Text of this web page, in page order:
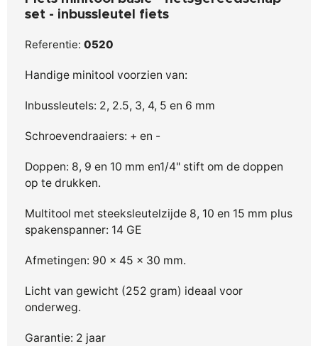
set - inbussleutel fiets
Referentie: 0520
Handige minitool voorzien van:
Inbussleutels: 2, 2.5, 3, 4, 5 en 6 mm
Schroevendraaiers: + en -
Doppen: 8, 9 en 10 mm en1/4" stift om de doppen
op te drukken.
Multitool met steeksleutelzijde 8, 10 en 15 mm plus
spakenspanner: 14 GE
Afmetingen: 90 x 45 x 30 mm.
Licht van gewicht (252 gram) ideaal voor
onderweg.
Garantie: 2 jaar